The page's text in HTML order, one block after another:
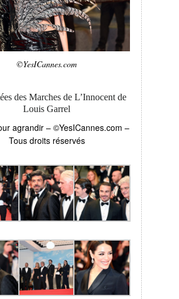
©YesICannes.com
des Marches de L’Innocent de
Louis Garrel
agrandir – ©YesICannes.com –
Tous droits réservés